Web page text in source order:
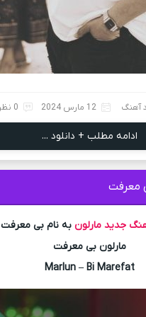
آهنگ 12 مارس 2024 0 نظر
ادامه مطلب + دانلود ...
معرفت
جدید مارلون به نام بی معرفت
مارلون بی معرفت
Marlun – Bi Marefat